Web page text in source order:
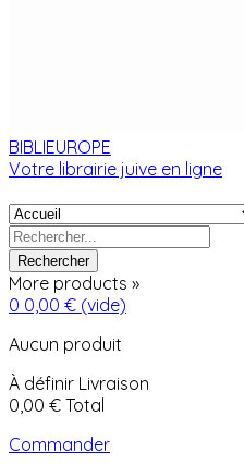
BIBLIEUROPE
Votre librairie juive en ligne
Rechercher
More products »
0 0,00 € (vide)
Aucun produit
À définir Livraison
0,00 € Total
Commander